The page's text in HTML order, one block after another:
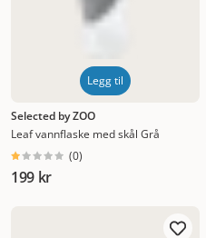
Legg til
Selected by ZOO
Leaf vannflaske med skål Grå
(0)
199 kr